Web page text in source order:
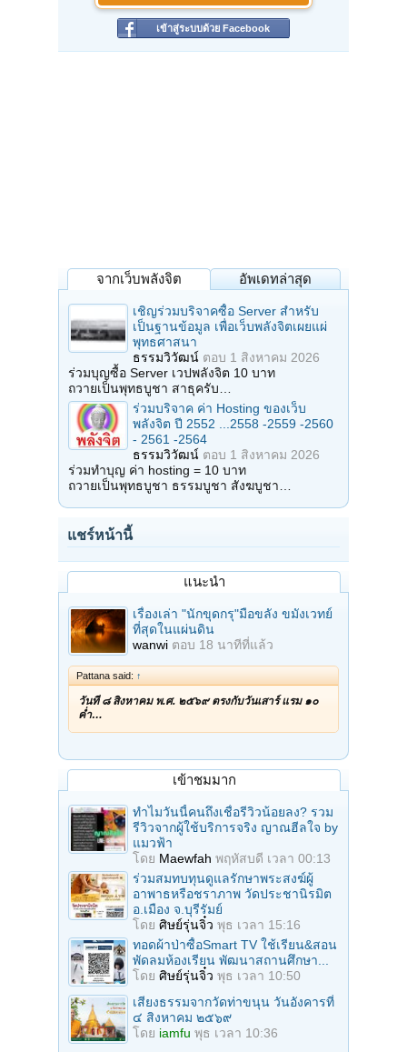
เข้าสู่ระบบด้วย Facebook
จากเว็บพลังจิต อัพเดทล่าสุด
เชิญร่วมบริจาคซื้อ Server สำหรับ
เป็นฐานข้อมูล เพื่อเว็บพลังจิตเผยแผ่
พุทธศาสนา
ธรรมวิวัฒน์ ตอบ 1 สิงหาคม 2026
ร่วมบุญซื้อ Server เวปพลังจิต 10 บาท
ถวายเป็นพุทธบูชา สาธุครับ…
ร่วมบริจาค ค่า Hosting ของเว็บ
พลังจิต ปี 2552 ...2558 -2559 -2560
- 2561 -2564
ธรรมวิวัฒน์ ตอบ 1 สิงหาคม 2026
ร่วมทำบุญ ค่า hosting = 10 บาท
ถวายเป็นพุทธบูชา ธรรมบูชา สังฆบูชา…
แชร์หน้านี้
แนะนำ
เรื่องเล่า "นักขุดกรุ"มือขลัง ขมังเวทย์
ที่สุดในแผ่นดิน
wanwi ตอบ 18 นาทีที่แล้ว
Pattana said: ↑
วันที่ ๘ สิงหาคม พ.ศ. ๒๕๖๙ ตรงกับวันเสาร์ แรม ๑๐
ค่ำ…
เข้าชมมาก
ทำไมวันนี้คนถึงเชื่อรีวิวน้อยลง? รวม
รีวิวจากผู้ใช้บริการจริง ญาณฮีลใจ by
แมวฟ้า
โดย Maewfah พฤหัสบดี เวลา 00:13
ร่วมสมทบทุนดูแลรักษาพระสงฆ์ผู้
อาพาธหรือชราภาพ วัดประชานิรมิต
อ.เมือง จ.บุรีรัมย์
โดย ศิษย์รุ่นจิ๋ว พุธ เวลา 15:16
ทอดผ้าป่าซื้อSmart TV ใช้เรียน&สอน
พัดลมห้องเรียน พัฒนาสถานศึกษา...
โดย ศิษย์รุ่นจิ๋ว พุธ เวลา 10:50
เสียงธรรมจากวัดท่าขนุน วันอังคารที่
๔ สิงหาคม ๒๕๖๙
โดย iamfu พุธ เวลา 10:36